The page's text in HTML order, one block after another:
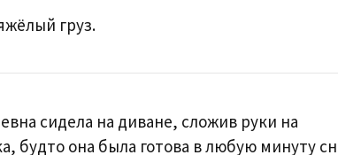
груз.
сидела на диване, сложив руки на
будто она была готова в любую минуту